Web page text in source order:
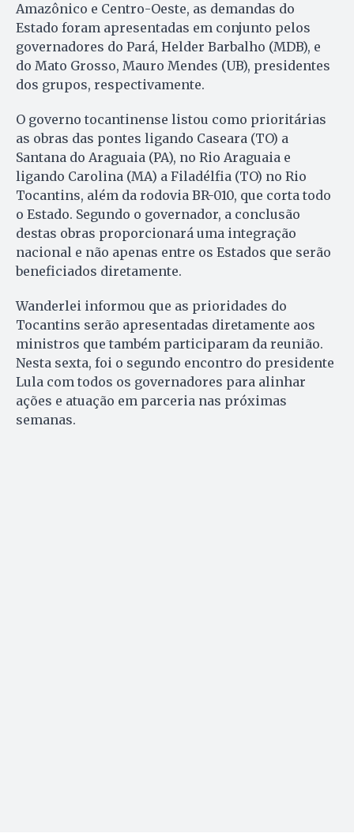
Amazônico e Centro-Oeste, as demandas do
Estado foram apresentadas em conjunto pelos
governadores do Pará, Helder Barbalho (MDB), e
do Mato Grosso, Mauro Mendes (UB), presidentes
dos grupos, respectivamente.
O governo tocantinense listou como prioritárias
as obras das pontes ligando Caseara (TO) a
Santana do Araguaia (PA), no Rio Araguaia e
ligando Carolina (MA) a Filadélfia (TO) no Rio
Tocantins, além da rodovia BR-010, que corta todo
o Estado. Segundo o governador, a conclusão
destas obras proporcionará uma integração
nacional e não apenas entre os Estados que serão
beneficiados diretamente.
Wanderlei informou que as prioridades do
Tocantins serão apresentadas diretamente aos
ministros que também participaram da reunião.
Nesta sexta, foi o segundo encontro do presidente
Lula com todos os governadores para alinhar
ações e atuação em parceria nas próximas
semanas.